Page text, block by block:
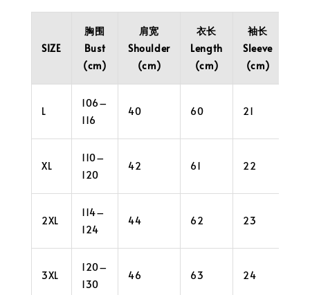
SIZE
胸围
Bust
(cm)
肩宽
Shoulder
(cm)
衣长
Length
(cm)
袖长
Sleeve
(cm)
L
106–
116
40 60 21
XL
110–
120
42 61 22
2XL
114–
124
44 62 23
3XL
120–
130
46 63 24